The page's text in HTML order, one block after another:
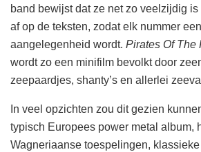
band bewijst dat ze net zo veelzijdig
af op de teksten, zodat elk nummer
aangelegenheid wordt. Pirates Of The
wordt zo een minifilm bevolkt door
zeepaardjes, shanty’s en allerlei
In veel opzichten zou dit gezien
typisch Europees power metal album,
Wagneriaanse toespelingen,